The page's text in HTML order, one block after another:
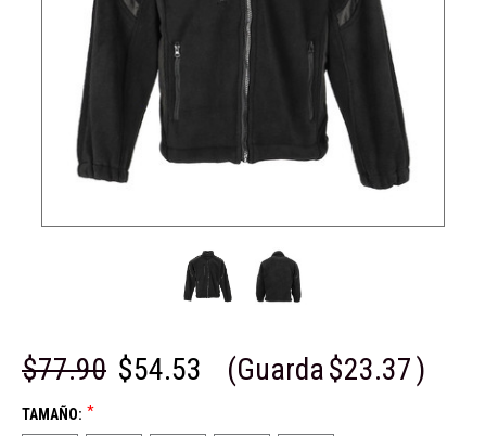
$77.90 $54.53 (Guarda$23.37)
TAMAÑO: *